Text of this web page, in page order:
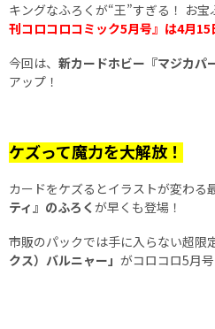
キングなふろくが“王”すぎる！ お
刊コロコロコミック5月号』は4月
今回は、 新カードホビー『マジカパ
アップ！
ケズって魔力を大解放！
カードをケズるとイラストが変わる
ティ』のふろくが早くも登場！
市販のパックでは手に入らない超限
クス）バルニャー」 がコロコロ5月